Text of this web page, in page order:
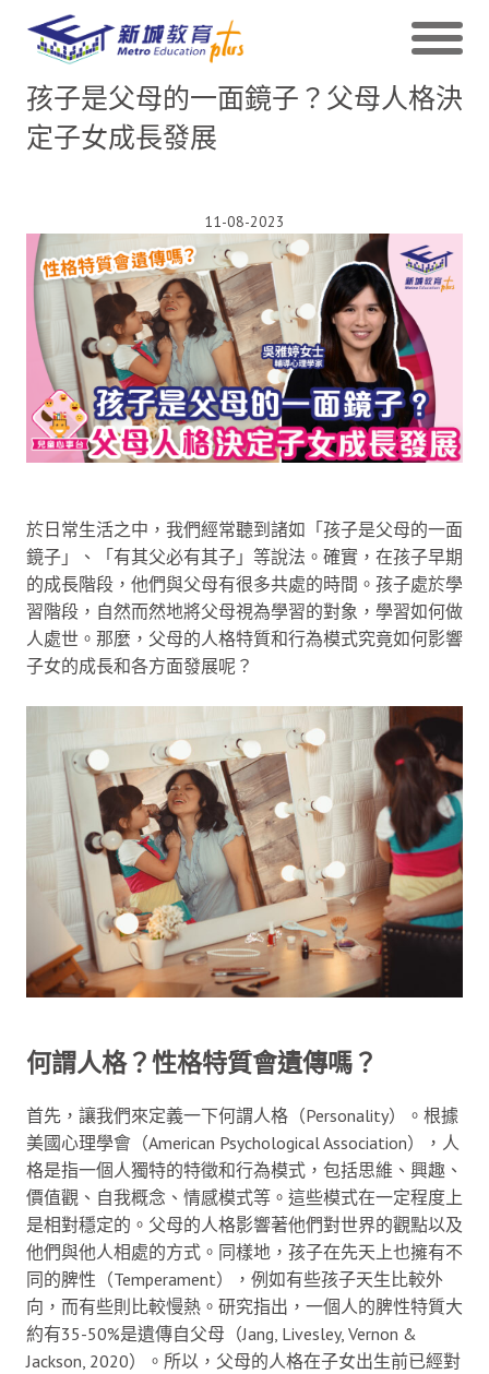
孩子是父母的一面鏡子？父母人格決
定子女成長發展
11-08-2023
於日常生活之中，我們經常聽到諸如「孩子是父母的一面
鏡子」、「有其父必有其子」等說法。確實，在孩子早期
的成長階段，他們與父母有很多共處的時間。孩子處於學
習階段，自然而然地將父母視為學習的對象，學習如何做
人處世。那麼，父母的人格特質和行為模式究竟如何影響
子女的成長和各方面發展呢？
何謂人格？性格特質會遺傳嗎？
首先，讓我們來定義一下何謂人格（Personality）。根據
美國心理學會（American Psychological Association），人
格是指一個人獨特的特徵和行為模式，包括思維、興趣、
價值觀、自我概念、情感模式等。這些模式在一定程度上
是相對穩定的。父母的人格影響著他們對世界的觀點以及
他們與他人相處的方式。同樣地，孩子在先天上也擁有不
同的脾性（Temperament），例如有些孩子天生比較外
向，而有些則比較慢熱。研究指出，一個人的脾性特質大
約有35-50%是遺傳自父母（Jang, Livesley, Vernon &
Jackson, 2020）。所以，父母的人格在子女出生前已經對